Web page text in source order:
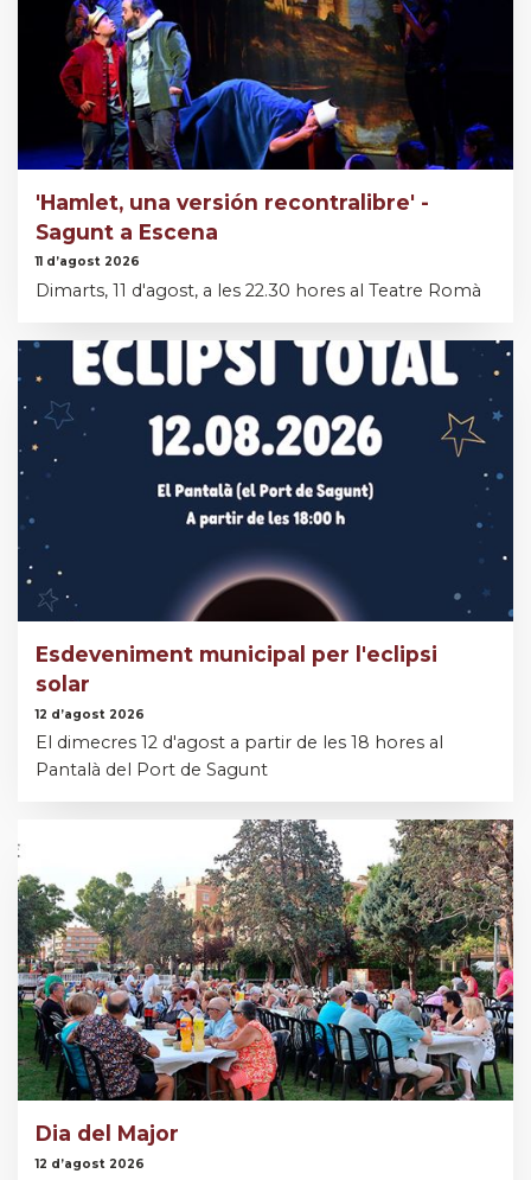
'Hamlet, una versión recontralibre' -
Sagunt a Escena
11 d’agost 2026
Dimarts, 11 d'agost, a les 22.30 hores al Teatre Romà
Esdeveniment municipal per l'eclipsi
solar
12 d’agost 2026
El dimecres 12 d'agost a partir de les 18 hores al
Pantalà del Port de Sagunt
Dia del Major
12 d’agost 2026